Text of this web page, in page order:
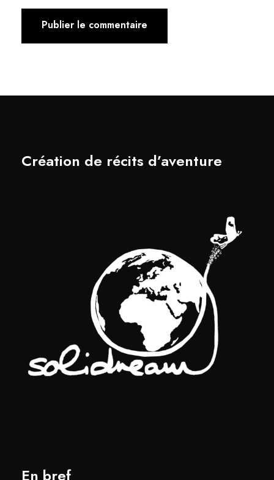
Création de récits d’aventure
En bref